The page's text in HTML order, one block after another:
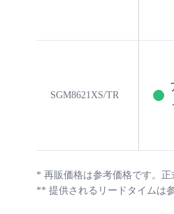
SGM8621XS/TR
* 再販価格は参考価格です。
** 提供されるリードタイムは